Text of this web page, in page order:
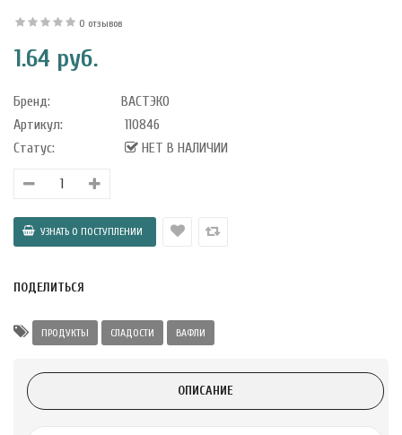
в
Укрепление
0 отзывов
1.64 руб.
Бренд:
ВАСТЭКО
Артикул:
110846
Статус:
НЕТ В НАЛИЧИИ
ПОДЕЛИТЬСЯ
ПРОДУКТЫ СЛАДОСТИ ВАФЛИ
ОПИСАНИЕ